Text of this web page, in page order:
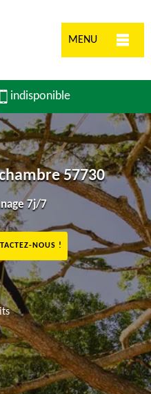
MENU
indisponible
57730
7j/7
NOUS !